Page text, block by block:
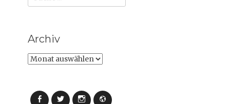
nach:
Archiv
Archiv
FacebookTwitter InstagramWebseite